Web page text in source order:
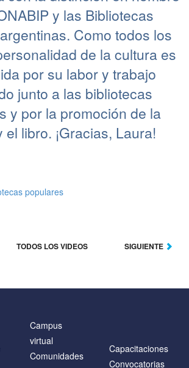
y las Bibliotecas
Como todos los
de la cultura es
por su labor y trabajo
junto a las bibliotecas
y por la promoción de la
el libro. ¡Gracias, Laura!
populares
TODOS LOS VIDEOS SIGUIENTE
Campus
virtual
Comunidades
Capacitaciones
Convocatorias